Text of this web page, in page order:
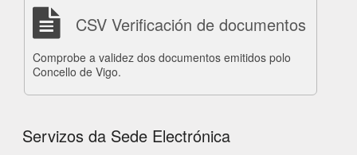
CSV Verificación de documentos
Comprobe a validez dos documentos emitidos polo
Concello de Vigo.
Servizos da Sede Electrónica